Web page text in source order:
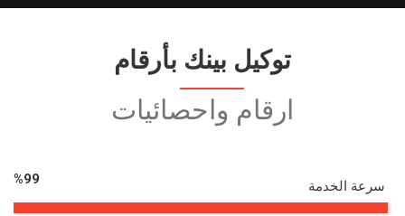
توكيل بينك بأرقام
ارقام واحصائيات
سرعة الخدمة %99